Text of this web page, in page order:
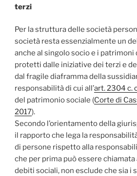
terzi
Per la struttura delle società
società resta essenzialmente un
anche al singolo socio e i patrimoni
protetti dalle iniziative dei terzi e
dal fragile diaframma della
responsabilità di cui all’art. 2304 c.
del patrimonio sociale (Corte di
2017).
Secondo l’orientamento della
il rapporto che lega la
di persone rispetto alla
che per prima può essere
debiti sociali, non esclude che sia i